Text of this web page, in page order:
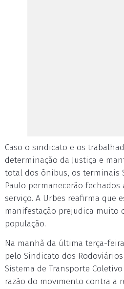
Caso o sindicato e os
determinação da Justiça e
total dos ônibus, os terminais
Paulo permanecerão
serviço. A Urbes reafirma que
manifestação prejudica muito
população.
Na manhã da última terça-
pelo Sindicato dos
Sistema de Transporte
razão do movimento contra a